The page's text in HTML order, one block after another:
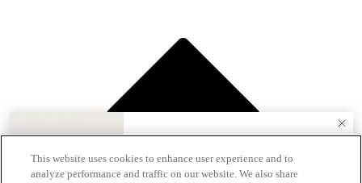
This website uses cookies to enhance user experience and to
analyze performance and traffic on our website. We also share
5 Euro Gutschein